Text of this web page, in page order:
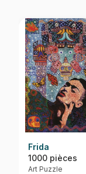
Frida
1000 pièces
Art Puzzle